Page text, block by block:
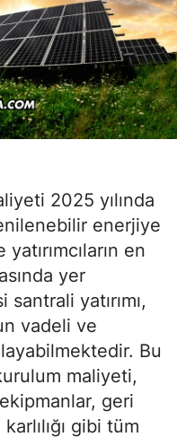
2025 yılında
enerjiye
en
yer
yatırımı,
vadeli ve
Bu
maliyeti,
geri
gibi tüm